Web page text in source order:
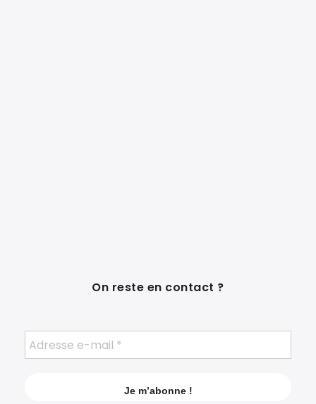
On reste en contact ?